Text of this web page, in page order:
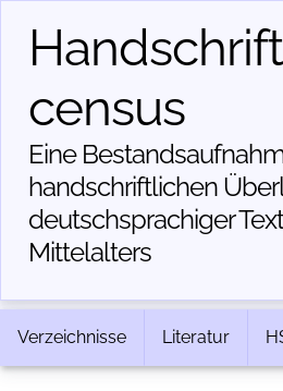
census
Eine
handschriftlichen
deutschsprachiger
Mittelalters
Verzeichnisse Literatur